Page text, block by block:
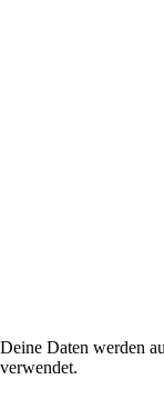
Deine Daten werden
verwendet.